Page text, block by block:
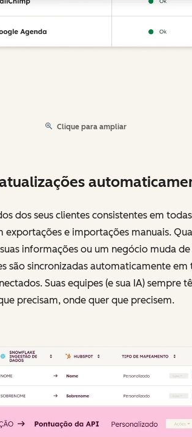
Clique para ampliar
dos seus clientes consistentes em todas
exportações e importações manuais.
informações ou um negócio muda
são sincronizadas automaticamente em
Suas equipes (e sua IA) sempre
precisam, onde quer que precisem.